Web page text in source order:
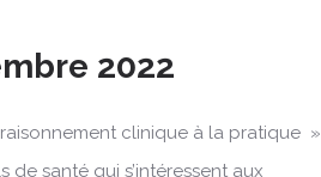
2022
clinique à la pratique »
santé qui s’intéressent aux